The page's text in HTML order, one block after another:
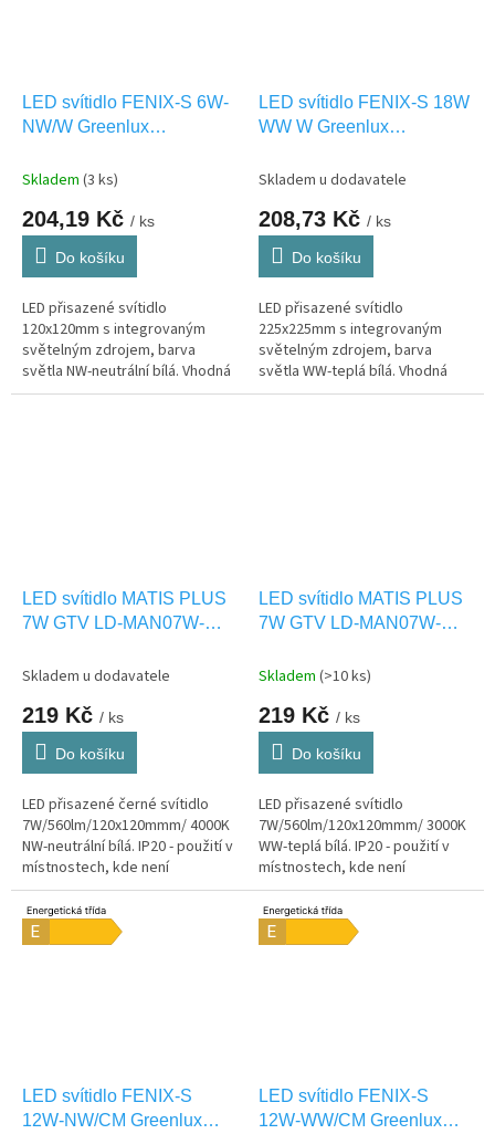
LED svítidlo FENIX-S 6W-
NW/W Greenlux
Skladem (3 ks)
204,19 Kč / ks
Do košíku
LED přisazené svítidlo
120x120mm s integrovaným
světelným zdrojem, barva
světla NW-neutrální bílá. Vhodná
pouze pro INTERIEROVÉ
LED svítidlo FENIX-S 18W
WW W Greenlux
Skladem u dodavatele
208,73 Kč / ks
Do košíku
LED přisazené svítidlo
225x225mm s integrovaným
světelným zdrojem, barva
světla WW-teplá bílá. Vhodná
pouze pro INTERIEROVÉ
LED svítidlo MATIS PLUS
7W GTV LD-MAN07W-
Skladem u dodavatele
219 Kč / ks
Do košíku
LED přisazené černé svítidlo
7W/560lm/120x120mmm/ 4000K
NW-neutrální bílá. IP20 - použití v
místnostech, kde není
vystaveno vlhkosti.
LED svítidlo MATIS PLUS
7W GTV LD-MAN07W-
Skladem (>10 ks)
219 Kč / ks
Do košíku
LED přisazené svítidlo
7W/560lm/120x120mmm/ 3000K
WW-teplá bílá. IP20 - použití v
místnostech, kde není
vystaveno vlhkosti.
LED svítidlo FENIX-S
12W-NW/CM Greenlux
LED svítidlo FENIX-S
12W-WW/CM Greenlux